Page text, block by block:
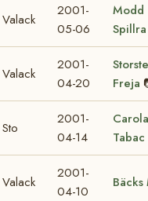
Valack
2001-
05-06
Modd
Spillra
Valack
2001-
04-20
Freja
Sto
2001-
04-14
Carola
Tabac
Valack
2001-
04-10